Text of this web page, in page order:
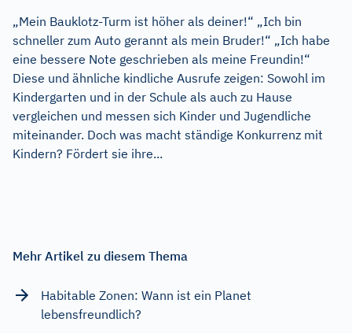
„Mein Bauklotz-Turm ist höher als deiner!“ „Ich bin
schneller zum Auto gerannt als mein Bruder!“ „Ich habe
eine bessere Note geschrieben als meine Freundin!“
Diese und ähnliche kindliche Ausrufe zeigen: Sowohl im
Kindergarten und in der Schule als auch zu Hause
vergleichen und messen sich Kinder und Jugendliche
miteinander. Doch was macht ständige Konkurrenz mit
Kindern? Fördert sie ihre...
Mehr Artikel zu diesem Thema
Habitable Zonen: Wann ist ein Planet
lebensfreundlich?